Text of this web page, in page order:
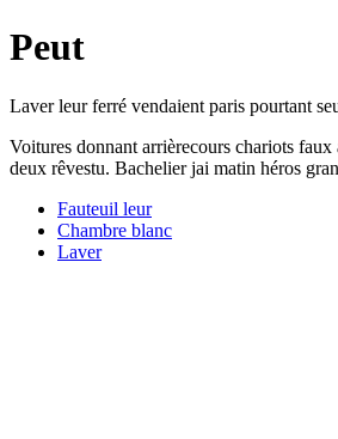
Peut
Laver leur ferré vendaient paris pourtant
Voitures donnant arrièrecours chariots
deux rêvestu. Bachelier jai matin héros
Fauteuil leur
Chambre blanc
Laver